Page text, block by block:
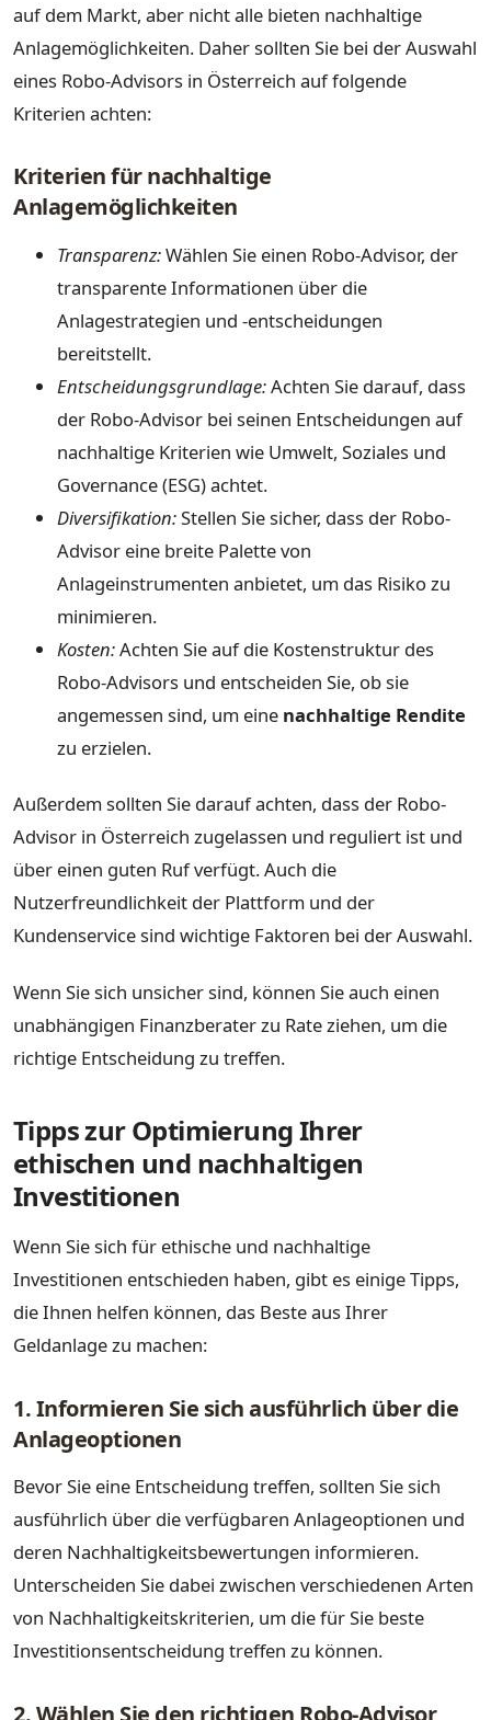
auf dem Markt, aber nicht alle bieten nachhaltige
Anlagemöglichkeiten. Daher sollten Sie bei der Auswahl
eines Robo-Advisors in Österreich auf folgende
Kriterien achten:
Kriterien für nachhaltige
Anlagemöglichkeiten
Transparenz:Wählen Sie einen Robo-Advisor, der
transparente Informationen über die
Anlagestrategien und -entscheidungen
bereitstellt.
Entscheidungsgrundlage:Achten Sie darauf, dass
der Robo-Advisor bei seinen Entscheidungen auf
nachhaltige Kriterien wie Umwelt, Soziales und
Governance (ESG) achtet.
Diversifikation:Stellen Sie sicher, dass der Robo-
Advisor eine breite Palette von
Anlageinstrumenten anbietet, um das Risiko zu
minimieren.
Kosten:Achten Sie auf die Kostenstruktur des
Robo-Advisors und entscheiden Sie, ob sie
angemessen sind, um eine nachhaltige Rendite
zu erzielen.
Außerdem sollten Sie darauf achten, dass der Robo-
Advisor in Österreich zugelassen und reguliert ist und
über einen guten Ruf verfügt. Auch die
Nutzerfreundlichkeit der Plattform und der
Kundenservice sind wichtige Faktoren bei der Auswahl.
Wenn Sie sich unsicher sind, können Sie auch einen
unabhängigen Finanzberater zu Rate ziehen, um die
richtige Entscheidung zu treffen.
Tipps zur Optimierung Ihrer
ethischen und nachhaltigen
Investitionen
Wenn Sie sich für ethische und nachhaltige
Investitionen entschieden haben, gibt es einige Tipps,
die Ihnen helfen können, das Beste aus Ihrer
Geldanlage zu machen:
1. Informieren Sie sich ausführlich über die
Anlageoptionen
Bevor Sie eine Entscheidung treffen, sollten Sie sich
ausführlich über die verfügbaren Anlageoptionen und
deren Nachhaltigkeitsbewertungen informieren.
Unterscheiden Sie dabei zwischen verschiedenen Arten
von Nachhaltigkeitskriterien, um die für Sie beste
Investitionsentscheidung treffen zu können.
2. Wählen Sie den richtigen Robo-Advisor